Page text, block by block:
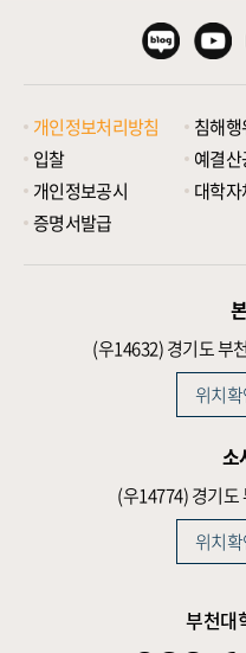
개인정보처리방침 침해행
입찰
예결
개인정보공시
대학
증명서발급
(우14632)경기도 부
위치
소
(우14774)경기도
위치
부천대